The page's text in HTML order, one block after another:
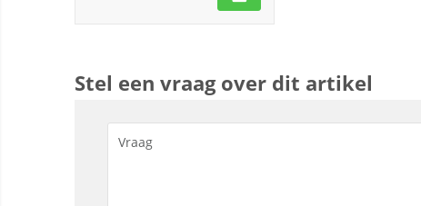
Stel een vraag over dit artikel